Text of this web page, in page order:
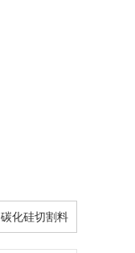
碳化硅切割料